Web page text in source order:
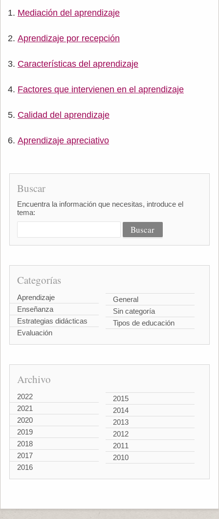
Mediación del aprendizaje
Aprendizaje por recepción
Características del aprendizaje
Factores que intervienen en el aprendizaje
Calidad del aprendizaje
Aprendizaje apreciativo
Buscar
Encuentra la información que necesitas, introduce el
tema:
Categorías
Aprendizaje
Enseñanza
Estrategias didácticas
Evaluación
General
Sin categoría
Tipos de educación
Archivo
2022
2021
2020
2019
2018
2017
2016
2015
2014
2013
2012
2011
2010